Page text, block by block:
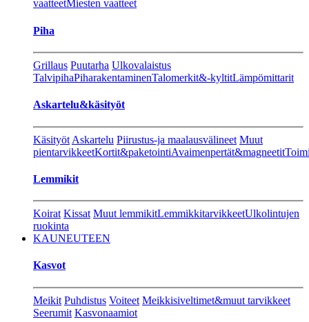
vaatteetMiesten vaatteet
Piha
Grillaus Puutarha Ulkovalaistus
TalvipihaPiharakentaminenTalomerkit&-kyltitLämpömittarit
Askartelu&käsityöt
Käsityöt Askartelu Piirustus-ja maalausvälineet Muut
pientarvikkeetKortit&paketointiAvaimenpertät&magneetit
Lemmikit
Koirat Kissat Muut lemmikitLemmikkitarvikkeetUlkolintujen
ruokinta
KAUNEUTEEN
Kasvot
Meikit Puhdistus Voiteet Meikkisiveltimet&muut tarvikkeet
Seerumit Kasvonaamiot